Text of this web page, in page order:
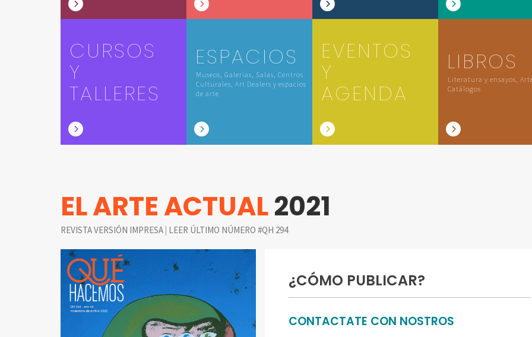
CURSOS
Y
TALLERES
ESPACIOS
Museos, Galerías, Salas, Centros
Culturales, Art Dealers y espacios
de arte
EVENTOS
Y
AGENDA
LIBROS
Literatura y ensayos,
Catálogos
EL ARTE ACTUAL2021
REVISTA VERSIÓN IMPRESA | LEER ÚLTIMO NÚMERO #QH 294
¿CÓMO PUBLICAR?
CONTACTATE CON NOSTROS